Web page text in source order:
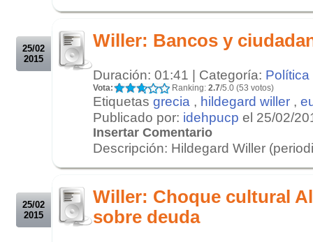
25/02
2015
Willer: Bancos y
Duración: 01:41 | Categoría: Política
Vota: Ranking: 2.7/5.0 (53 votos)
Etiquetas grecia , hildegard willer ,
Publicado por: idehpucp el 25/02/
Insertar Comentario
Descripción: Hildegard Willer
25/02
2015
Willer: Choque cultural
sobre deuda